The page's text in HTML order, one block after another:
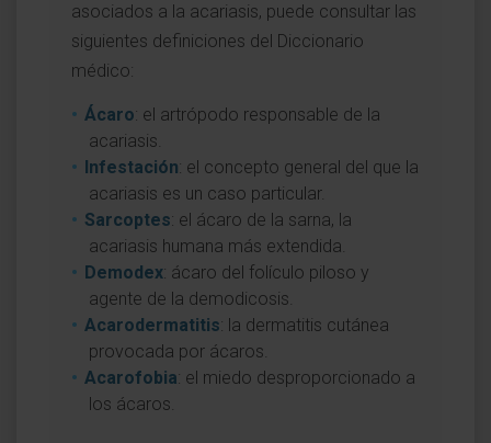
asociados a la acariasis, puede consultar las
siguientes definiciones del Diccionario
médico:
Ácaro: el artrópodo responsable de la
acariasis.
Infestación: el concepto general del que la
acariasis es un caso particular.
Sarcoptes: el ácaro de la sarna, la
acariasis humana más extendida.
Demodex: ácaro del folículo piloso y
agente de la demodicosis.
Acarodermatitis: la dermatitis cutánea
provocada por ácaros.
Acarofobia: el miedo desproporcionado a
los ácaros.